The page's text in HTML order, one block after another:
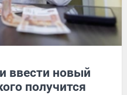
ввести новый
получится